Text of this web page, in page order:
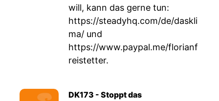
will, kann das gerne tun:
https://steadyhq.com/de/daskli
ma/ und
https://www.paypal.me/florianf
reistetter.
DK173 - Stoppt das